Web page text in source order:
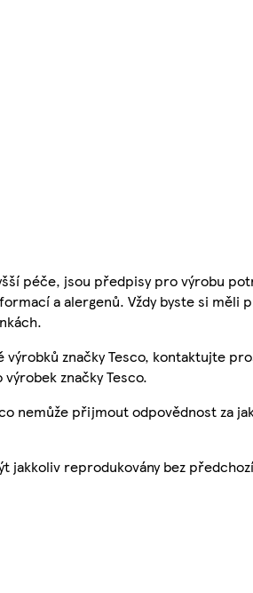
péče, jsou předpisy pro výrobu
a alergenů. Vždy byste si měli
značky Tesco, kontaktujte
značky Tesco.
nemůže přijmout odpovědnost za
reprodukovány bez